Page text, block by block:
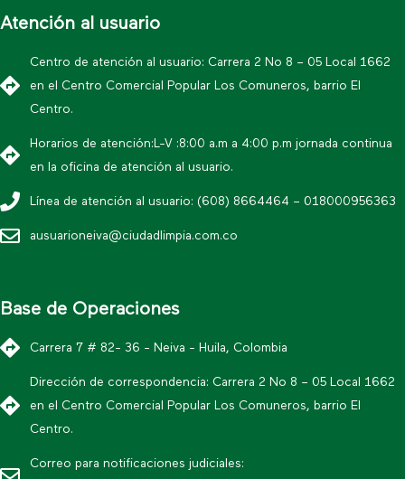
Atención al usuario
Centro de atención al usuario: Carrera 2 No 8 – 05 Local 1662
en el Centro Comercial Popular Los Comuneros, barrio El
Centro.
Horarios de atención:L-V :8:00 a.m a 4:00 p.m jornada continua
en la oficina de atención al usuario.
Línea de atención al usuario: (608) 8664464 – 018000956363
ausuarioneiva@ciudadlimpia.com.co
Base de Operaciones
Carrera 7 # 82- 36 - Neiva - Huila, Colombia
Dirección de correspondencia: Carrera 2 No 8 – 05 Local 1662
en el Centro Comercial Popular Los Comuneros, barrio El
Centro.
Correo para notificaciones judiciales: